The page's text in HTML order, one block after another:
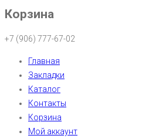
Корзина
+7 (906) 777-67-02
Главная
Закладки
Каталог
Контакты
Корзина
Мой аккаунт